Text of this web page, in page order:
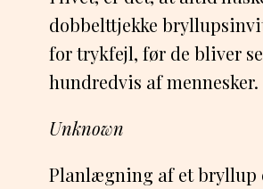
dobbelttjekke
for trykfejl, før de bliver
hundredvis af mennesker.
Unknown
Planlægning af et bryllup